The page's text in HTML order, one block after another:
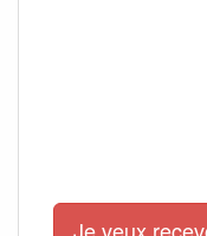
Je veux